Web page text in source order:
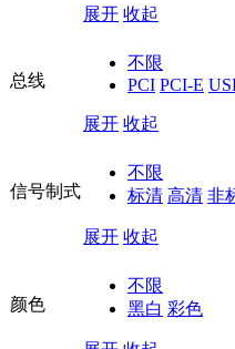
展开 收起
总线
不限
PCI PCI-E
展开 收起
信号制式
不限
标清 高清 非
展开 收起
颜色
不限
黑白 彩色